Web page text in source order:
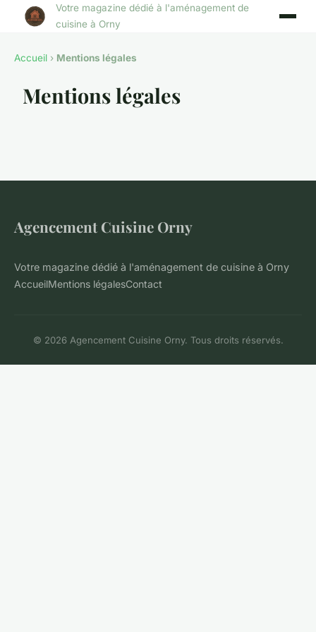
Votre magazine dédié à l'aménagement de
cuisine à Orny
Accueil › Mentions légales
Mentions légales
Agencement Cuisine Orny
Votre magazine dédié à l'aménagement de cuisine à Orny
AccueilMentions légalesContact
© 2026 Agencement Cuisine Orny. Tous droits réservés.